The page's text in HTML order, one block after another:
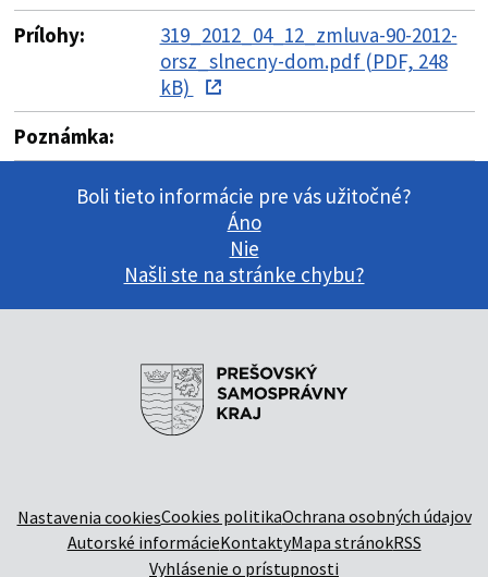
Prílohy:
319_2012_04_12_zmluva-90-2012-
orsz_slnecny-dom.pdf (PDF, 248
kB)
Poznámka:
Boli tieto informácie pre vás užitočné?
Áno
Nie
Našli ste na stránke chybu?
Nastavenia cookiesCookies politikaOchrana osobných údajov
Autorské informácieKontaktyMapa stránokRSS
Vyhlásenie o prístupnosti